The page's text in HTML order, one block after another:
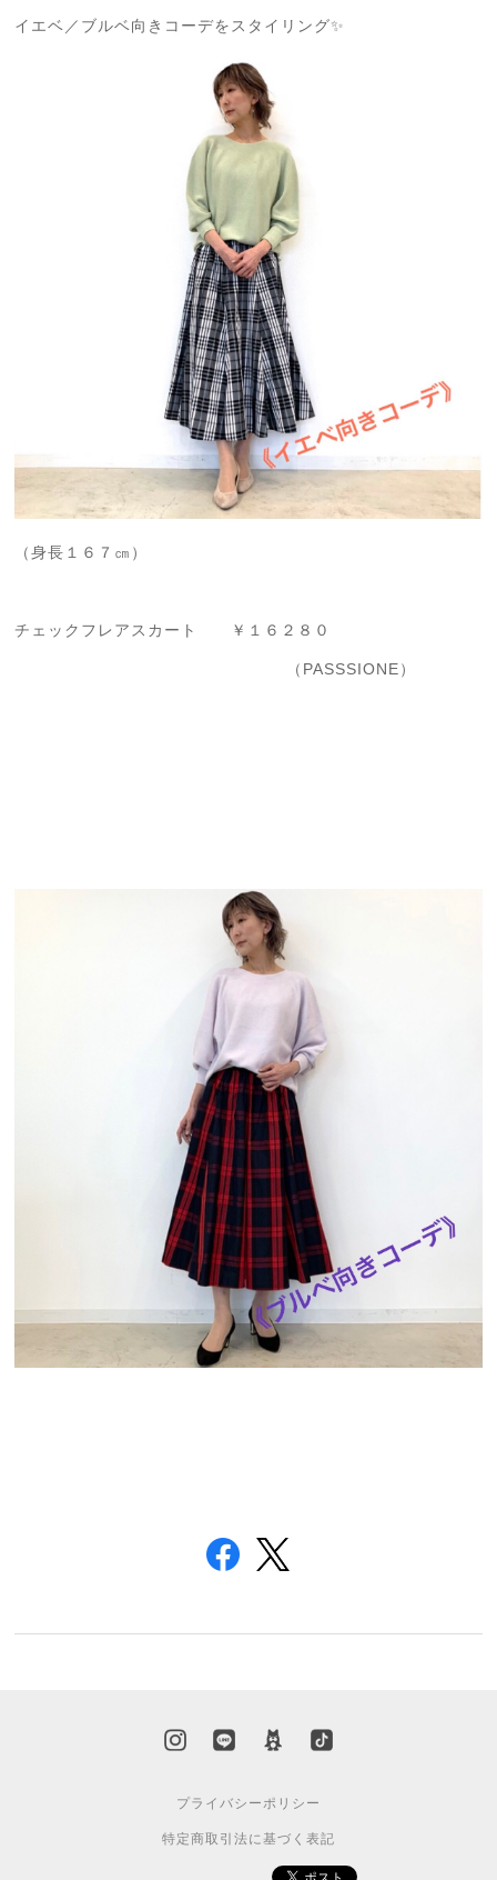
イエベ／ブルベ向きコーデをスタイリング✨
（身長１６７㎝）
チェックフレアスカート ￥１６２８０
（PASSSIONE）
プライバシーポリシー
特定商取引法に基づく表記